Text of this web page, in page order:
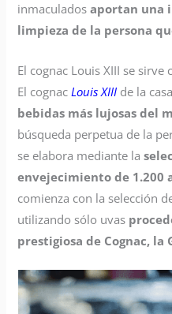
inmaculadosaportan una
limpieza de la persona
El cognac Louis XIII se sirve
El cognac Louis XIII de la
bebidas más lujosas del
búsqueda perpetua de la
se elabora mediante la
envejecimiento de 1.200
comienza con la selección
utilizando sólo uvas
prestigiosa de Cognac, la